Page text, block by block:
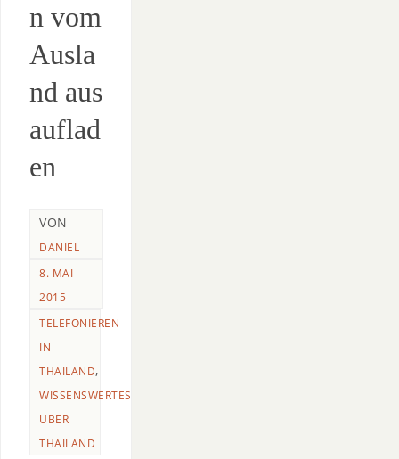
n vom
Ausla
nd aus
auflad
en
VON
DANIEL
8. MAI
2015
TELEFONIEREN
IN
THAILAND,
WISSENSWERTES
ÜBER
THAILAND